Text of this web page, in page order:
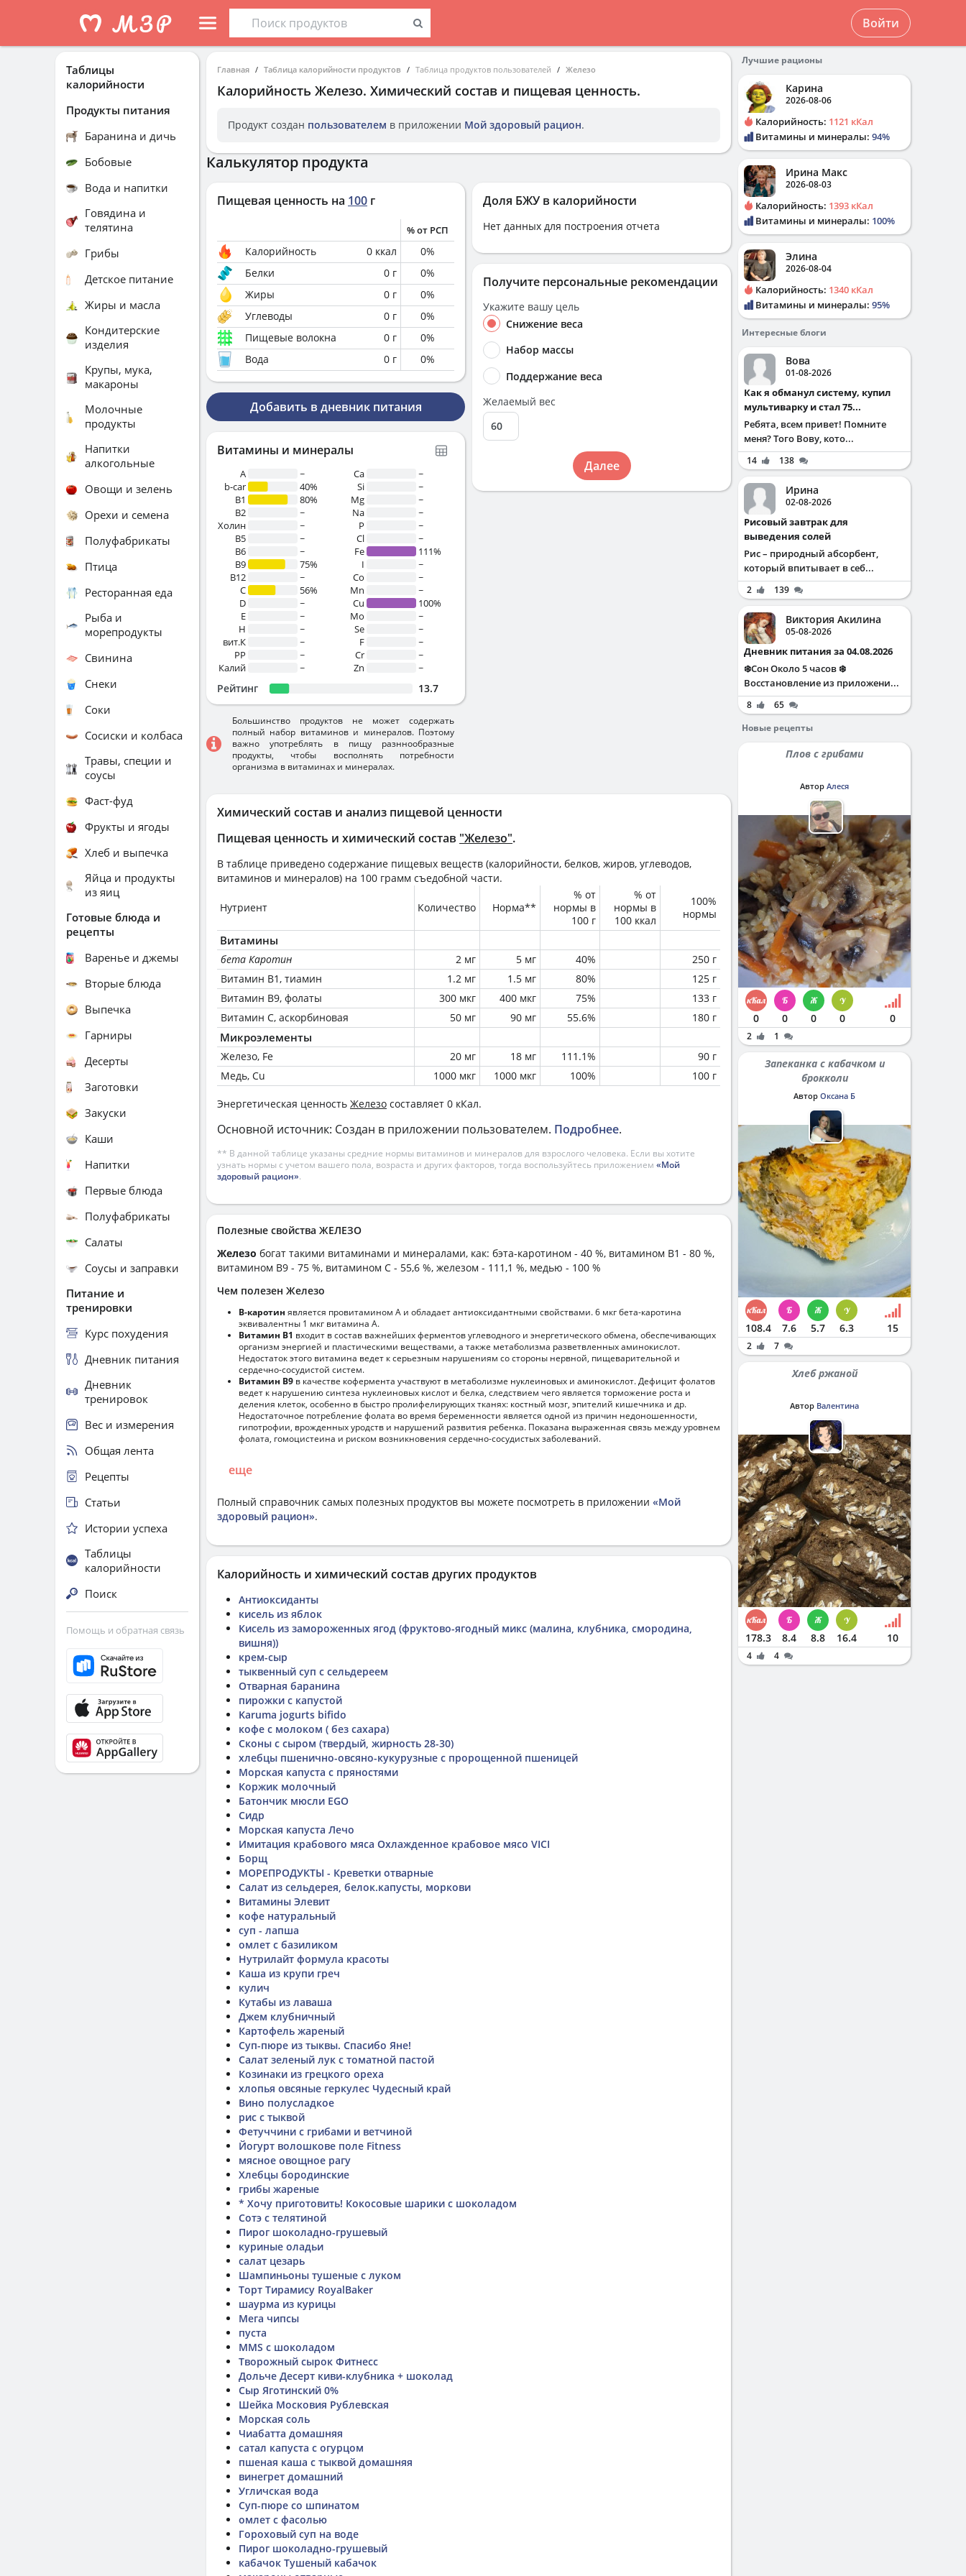
Войти
Главная Таблица калорийности продуктов Таблица продуктов пользователей Железо
Калорийность Железо. Химический состав и пищевая ценность.
Продукт создан пользователем в приложении Мой здоровый рацион.
Химический состав и анализ пищевой ценности
Пищевая ценность и химический состав "Железо".
В таблице приведено содержание пищевых веществ (калорийности, белков, жиров, углеводов,
витаминов и минералов) на 100 грамм съедобной части.
Нутриент Количество Норма**
% от
нормы в
100 г
% от
нормы в
100 ккал
100%
нормы
Витамины
бета Каротин 2 мг 5 мг 40%
250 г
Витамин В1, тиамин
1.2 мг 1.5 мг 80%
125 г
Витамин В9, фолаты
300 мкг 400 мкг 75%
133 г
Витамин C, аскорбиновая
50 мг 90 мг 55.6% 180 г
Микроэлементы
Железо, Fe 20 мг 18 мг 111.1%
90 г
Медь, Cu
1000 мкг 1000 мкг 100% 100 г
Энергетическая ценность Железо составляет 0 кКал.
Основной источник: Создан в приложении пользователем. Подробнее.
** В данной таблице указаны средние нормы витаминов и минералов для взрослого человека. Если вы хотите
узнать нормы с учетом вашего пола, возраста и других факторов, тогда воспользуйтесь приложением «Мой
здоровый рацион».
Калькулятор продукта
Пищевая ценность на 100 г
% от РСП
Калорийность 0 ккал 0%
Белки
0 г 0%
Жиры
0 г 0%
Углеводы
0 г 0%
Пищевые волокна
0 г 0%
Вода
0 г 0%
Добавить в дневник питания
Витамины и минералы
A
~
b-car
40%
В1
80%
B2
~
Холин
~
B5
~
B6
~
B9
75%
B12
~
C
56%
D
~
E
~
H
~
вит.К
~
PP
~
Калий
~
Ca
~
Si
~
Mg
~
Na
~
P
~
Cl
~
Fe
111%
I
~
Co
~
Mn
~
Cu
100%
Mo
~
Se
~
F
~
Cr
~
Zn
~
Рейтинг 13.7
Большинство продуктов не может содержать
полный набор витаминов и минералов. Поэтому
важно употреблять в пищу разннообразные
продукты, чтобы восполнять потребности
организма в витаминах и минералах.
Доля БЖУ в калорийности
Нет данных для построения отчета
Получите персональные рекомендации
Укажите вашу цель
Снижение веса
Набор массы
Поддержание веса
Желаемый вес
Далее
Полезные свойства ЖЕЛЕЗО
Железо богат такими витаминами и минералами, как: бэта-каротином - 40 %, витамином B1 - 80 %,
витамином B9 - 75 %, витамином C - 55,6 %, железом - 111,1 %, медью - 100 %
Чем полезен Железо
В-каротин является провитамином А и обладает антиоксидантными свойствами. 6 мкг бета-каротина
эквивалентны 1 мкг витамина А.
Витамин В1 входит в состав важнейших ферментов углеводного и энергетического обмена, обеспечивающих
организм энергией и пластическими веществами, а также метаболизма разветвленных аминокислот.
Недостаток этого витамина ведет к серьезным нарушениям со стороны нервной, пищеварительной и
сердечно-сосудистой систем.
Витамин В9 в качестве кофермента участвуют в метаболизме нуклеиновых и аминокислот. Дефицит фолатов
ведет к нарушению синтеза нуклеиновых кислот и белка, следствием чего является торможение роста и
деления клеток, особенно в быстро пролифелирующих тканях: костный мозг, эпителий кишечника и др.
Недостаточное потребление фолата во время беременности является одной из причин недоношенности,
гипотрофии, врожденных уродств и нарушений развития ребенка. Показана выраженная связь между уровнем
фолата, гомоцистеина и риском возникновения сердечно-сосудистых заболеваний.
еще
Полный справочник самых полезных продуктов вы можете посмотреть в приложении «Мой
здоровый рацион».
Калорийность и химический состав других продуктов
Антиоксиданты
кисель из яблок
Кисель из замороженных ягод (фруктово-ягодный микс (малина, клубника, смородина,
вишня))
крем-сыр
тыквенный суп с сельдереем
Отварная баранина
пирожки с капустой
Karuma jogurts bifido
кофе с молоком ( без сахара)
Сконы с сыром (твердый, жирность 28-30)
хлебцы пшенично-овсяно-кукурузные с пророщенной пшеницей
Морская капуста с пряностями
Коржик молочный
Батончик мюсли EGO
Сидр
Морская капуста Лечо
Имитация крабового мяса Охлажденное крабовое мясо VICI
Борщ
МОРЕПРОДУКТЫ - Креветки отварные
Салат из сельдерея, белок.капусты, моркови
Витамины Элевит
кофе натуральный
суп - лапша
омлет с базиликом
Нутрилайт формула красоты
Каша из крупи греч
кулич
Кутабы из лаваша
Джем клубничный
Картофель жареный
Суп-пюре из тыквы. Спасибо Яне!
Салат зеленый лук с томатной пастой
Козинаки из грецкого ореха
хлопья овсяные геркулес Чудесный край
Вино полусладкое
рис с тыквой
Фетуччини с грибами и ветчиной
Йогурт волошкове поле Fitness
мясное овощное рагу
Хлебцы бородинские
грибы жареные
* Хочу приготовить! Кокосовые шарики с шоколадом
Сотэ с телятиной
Пирог шоколадно-грушевый
куриные оладьи
салат цезарь
Шампиньоны тушеные с луком
Торт Тирамису RoyalBaker
шаурма из курицы
Мега чипсы
пуста
MMS с шоколадом
Творожный сырок Фитнесс
Дольче Десерт киви-клубника + шоколад
Сыр Яготинский 0%
Шейка Московия Рублевская
Морская соль
Чиабатта домашняя
сатал капуста с огурцом
пшеная каша с тыквой домашняя
винегрет домашний
Угличская вода
Суп-пюре со шпинатом
омлет с фасолью
Гороховый суп на воде
Пирог шоколадно-грушевый
кабачок Тушеный кабачок
Таблицы
калорийности
Продукты питания
Баранина и дичь
Бобовые
Вода и напитки
Говядина и
телятина
Грибы
Детское питание
Жиры и масла
Кондитерские
изделия
Крупы, мука,
макароны
Молочные
продукты
Напитки
алкогольные
Овощи и зелень
Орехи и семена
Полуфабрикаты
Птица
Ресторанная еда
Рыба и
морепродукты
Свинина
Снеки
Соки
Сосиски и колбаса
Травы, специи и
соусы
Фаст-фуд
Фрукты и ягоды
Хлеб и выпечка
Яйца и продукты
из яиц
Готовые блюда и
рецепты
Варенье и джемы
Вторые блюда
Выпечка
Гарниры
Десерты
Заготовки
Закуски
Каши
Напитки
Первые блюда
Полуфабрикаты
Салаты
Соусы и заправки
Питание и
тренировки
Курс похудения
Дневник питания
Дневник
тренировок
Вес и измерения
Общая лента
Рецепты
Статьи
Истории успеха
Таблицы
калорийности
Поиск
Помощь и обратная связь
Лучшие рационы
Карина
2026-08-06
Калорийность: 1121 кКал
Витамины и минералы: 94%
Ирина Макс
2026-08-03
Калорийность: 1393 кКал
Витамины и минералы: 100%
Элина
2026-08-04
Калорийность: 1340 кКал
Витамины и минералы: 95%
Интересные блоги
Вова
01-08-2026
Как я обманул систему, купил
мультиварку и стал 75...
Ребята, всем привет! Помните
меня? Того Вову, кото...
14 138
Ирина
02-08-2026
Рисовый завтрак для
выведения солей
Рис – природный абсорбент,
который впитывает в себ...
2 139
Виктория Акилина
05-08-2026
Дневник питания за 04.08.2026
❄️Сон Около 5 часов ❄️
Восстановление из приложени...
8
65
Новые рецепты
Плов с грибами
Автор Алеся
0 0 0 0 0
2 1
Запеканка с кабачком и
брокколи
Автор Оксана Б
108.4 7.6 5.7 6.3 15
2 7
Хлеб ржаной
Автор Валентина
178.3 8.4 8.8 16.4 10
4 4